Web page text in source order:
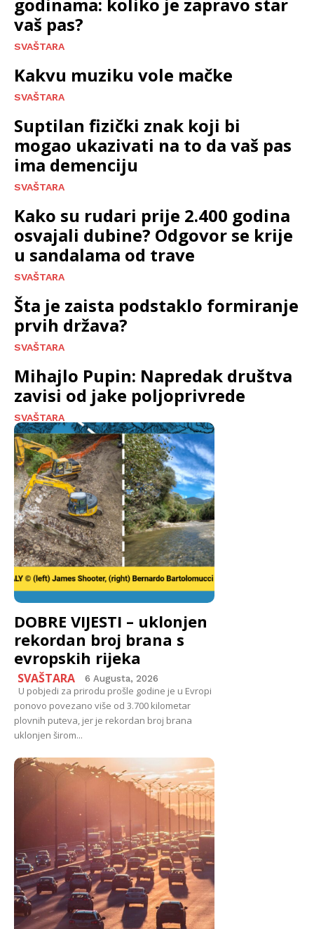
vaš pas?
SVAŠTARA
Kakvu muziku vole mačke
SVAŠTARA
Suptilan fizički znak koji bi
mogao ukazivati na to da vaš pas
ima demenciju
SVAŠTARA
Kako su rudari prije 2.400 godina
osvajali dubine? Odgovor se krije
u sandalama od trave
SVAŠTARA
Šta je zaista podstaklo formiranje
prvih država?
SVAŠTARA
Mihajlo Pupin: Napredak društva
zavisi od jake poljoprivrede
SVAŠTARA
DOBRE VIJESTI – uklonjen
rekordan broj brana s
evropskih rijeka
SVAŠTARA 6 Augusta, 2026
U pobjedi za prirodu prošle godine je u Evropi
ponovo povezano više od 3.700 kilometar
plovnih puteva, jer je rekordan broj brana
uklonjen širom...